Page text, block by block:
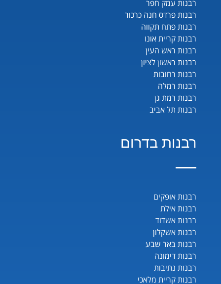
רבנות עמק חפר
רבנות פרדס חנה כרכור
רבנות פתח תקווה
רבנות קריית אונו
רבנות ראש העין
רבנות ראשון לציון
רבנות רחובות
רבנות רמלה
רבנות רמת גן
רבנות תל אביב
רבנות בדרום
רבנות אופקים
רבנות אילת
רבנות אשדוד
רבנות אשקלון
רבנות באר שבע
רבנות דימונה
רבנות נתיבות
רבנות קריית מלאכי